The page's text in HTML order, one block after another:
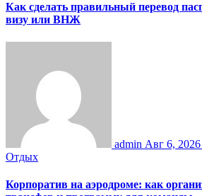
Как сделать правильный перевод
визу или ВНЖ
admin Авг 6, 2026
Отдых
Корпоратив на аэродроме: как